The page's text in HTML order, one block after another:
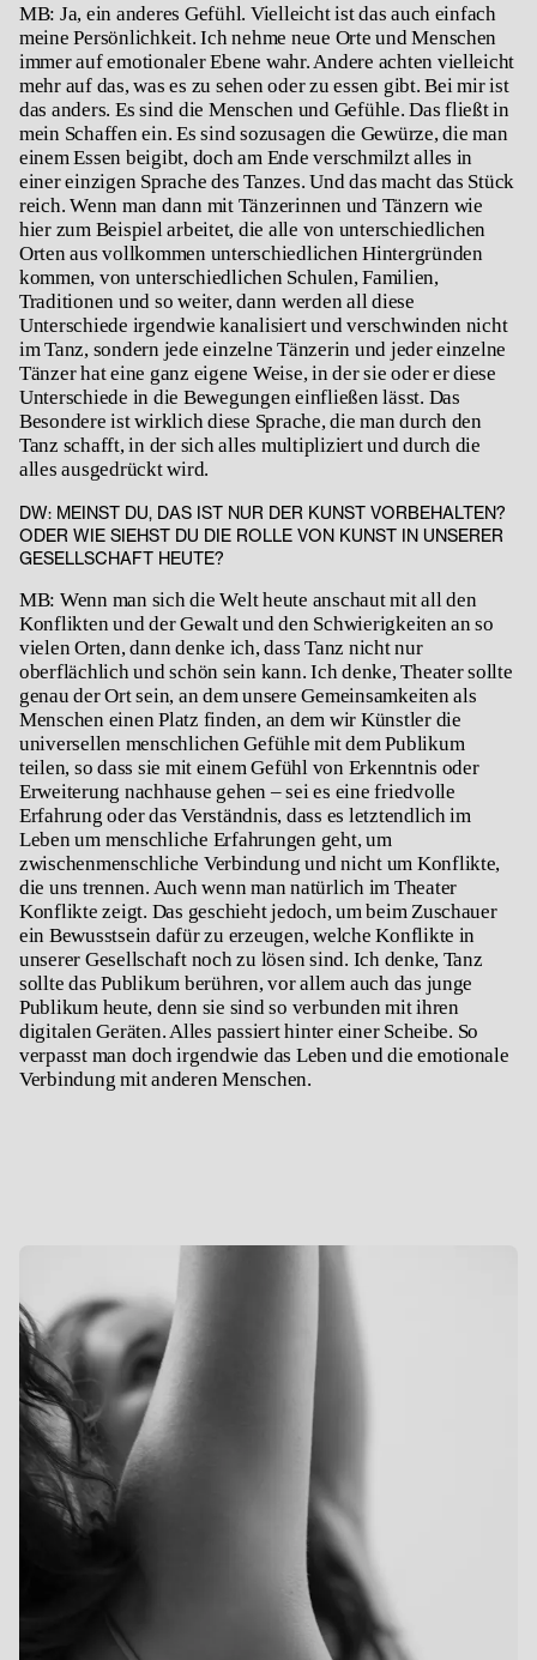
MB: Ja, ein anderes Gefühl. Vielleicht ist das auch einfach
meine Persönlichkeit. Ich nehme neue Orte und Menschen
immer auf emotionaler Ebene wahr. Andere achten vielleicht
mehr auf das, was es zu sehen oder zu essen gibt. Bei mir ist
das anders. Es sind die Menschen und Gefühle. Das fließt in
mein Schaffen ein. Es sind sozusagen die Gewürze, die man
einem Essen beigibt, doch am Ende verschmilzt alles in
einer einzigen Sprache des Tanzes. Und das macht das Stück
reich. Wenn man dann mit Tänzerinnen und Tänzern wie
hier zum Beispiel arbeitet, die alle von unterschiedlichen
Orten aus vollkommen unterschiedlichen Hintergründen
kommen, von unterschiedlichen Schulen, Familien,
Traditionen und so weiter, dann werden all diese
Unterschiede irgendwie kanalisiert und verschwinden nicht
im Tanz, sondern jede einzelne Tänzerin und jeder einzelne
Tänzer hat eine ganz eigene Weise, in der sie oder er diese
Unterschiede in die Bewegungen einfließen lässt. Das
Besondere ist wirklich diese Sprache, die man durch den
Tanz schafft, in der sich alles multipliziert und durch die
alles ausgedrückt wird.
DW: MEINST DU, DAS IST NUR DER KUNST VORBEHALTEN?
ODER WIE SIEHST DU DIE ROLLE VON KUNST IN UNSERER
GESELLSCHAFT HEUTE?
MB: Wenn man sich die Welt heute anschaut mit all den
Konflikten und der Gewalt und den Schwierigkeiten an so
vielen Orten, dann denke ich, dass Tanz nicht nur
oberflächlich und schön sein kann. Ich denke, Theater sollte
genau der Ort sein, an dem unsere Gemeinsamkeiten als
Menschen einen Platz finden, an dem wir Künstler die
universellen menschlichen Gefühle mit dem Publikum
teilen, so dass sie mit einem Gefühl von Erkenntnis oder
Erweiterung nachhause gehen – sei es eine friedvolle
Erfahrung oder das Verständnis, dass es letztendlich im
Leben um menschliche Erfahrungen geht, um
zwischenmenschliche Verbindung und nicht um Konflikte,
die uns trennen. Auch wenn man natürlich im Theater
Konflikte zeigt. Das geschieht jedoch, um beim Zuschauer
ein Bewusstsein dafür zu erzeugen, welche Konflikte in
unserer Gesellschaft noch zu lösen sind. Ich denke, Tanz
sollte das Publikum berühren, vor allem auch das junge
Publikum heute, denn sie sind so verbunden mit ihren
digitalen Geräten. Alles passiert hinter einer Scheibe. So
verpasst man doch irgendwie das Leben und die emotionale
Verbindung mit anderen Menschen.